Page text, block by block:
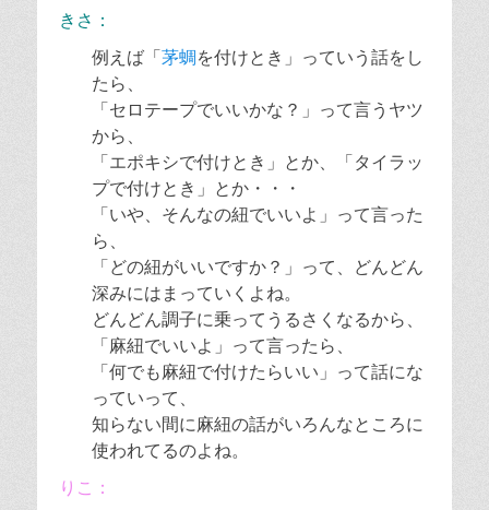
きさ：
例えば「茅蜩を付けとき」っていう話をし
たら、
「セロテープでいいかな？」って言うヤツ
から、
「エポキシで付けとき」とか、「タイラッ
プで付けとき」とか・・・
「いや、そんなの紐でいいよ」って言った
ら、
「どの紐がいいですか？」って、どんどん
深みにはまっていくよね。
どんどん調子に乗ってうるさくなるから、
「麻紐でいいよ」って言ったら、
「何でも麻紐で付けたらいい」って話にな
っていって、
知らない間に麻紐の話がいろんなところに
使われてるのよね。
りこ：